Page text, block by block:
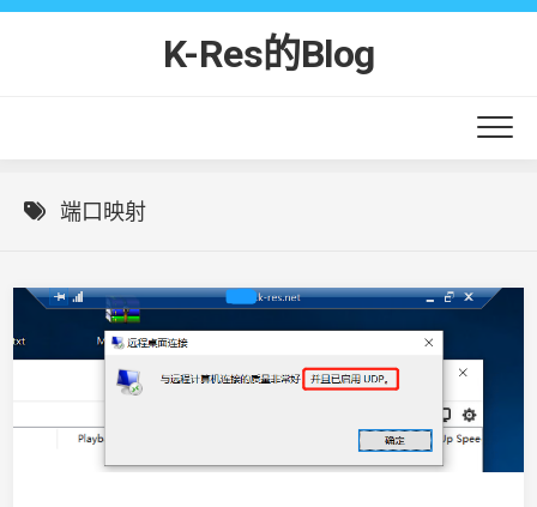
Skip
K-Res的Blog
端口映射